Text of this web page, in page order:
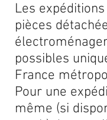
Les
pièces
possibles
France
Pour une
même (si